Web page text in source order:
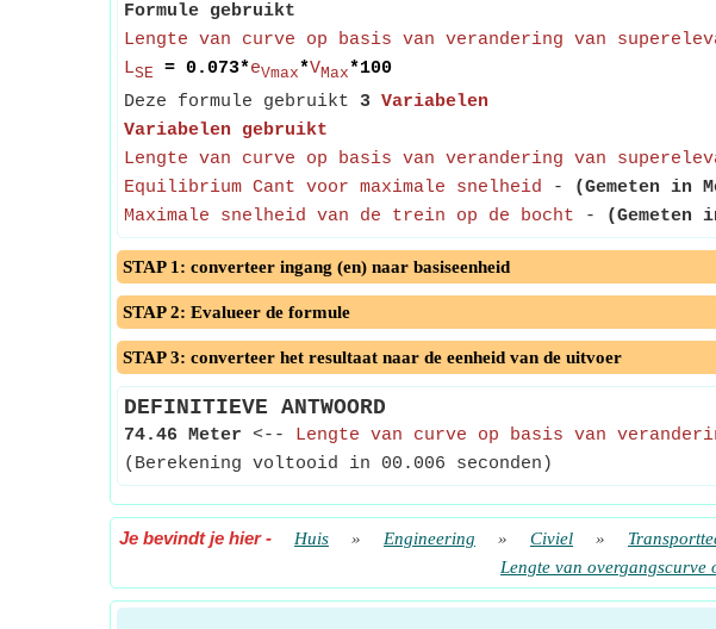
Formule gebruikt
Lengte van curve op basis van verandering van
LSE = 0.073*eVmax*VMax*100
Deze formule gebruikt 3 Variabelen
Variabelen gebruikt
Lengte van curve op basis van verandering van
Equilibrium Cant voor maximale snelheid - (Gemeten in
Maximale snelheid van de trein op de bocht - (Gemeten
STAP 1: converteer ingang (en) naar basiseenheid
STAP 2: Evalueer de formule
STAP 3: converteer het resultaat naar de eenheid van de uitvoer
DEFINITIEVE ANTWOORD
74.46 Meter <-- Lengte van curve op basis van
(Berekening voltooid in 00.006 seconden)
Je bevindt je hier- Huis » Engineering » Civiel »
Lengte van